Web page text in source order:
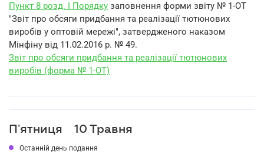
Пункт 8 розд. I Порядку заповнення форми звіту № 1-ОТ
"Звіт про обсяги придбання та реалізації тютюнових
виробів у оптовій мережі", затвердженого наказом
Мінфіну від 11.02.2016 р. № 49.
Звіт про обсяги придбання та реалізації тютюнових
виробів (форма № 1-ОТ)
Пʼятниця 10 Травня
Останній день подання